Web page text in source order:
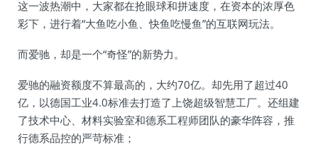
这一波热潮中，大家都在抢眼球和拼速度，在资本的浓厚色
彩下，进行着“大鱼吃小鱼、快鱼吃慢鱼”的互联网玩法。
而爱驰，却是一个“奇怪”的新势力。
爱驰的融资额度不算最高的，大约70亿。却先用了超过40
亿，以德国工业4.0标准去打造了上饶超级智慧工厂。还组建
了技术中心、材料实验室和德系工程师团队的豪华阵容，推
行德系品控的严苛标准；